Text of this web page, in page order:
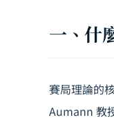
一、什
賽局理論的
Aumann 教